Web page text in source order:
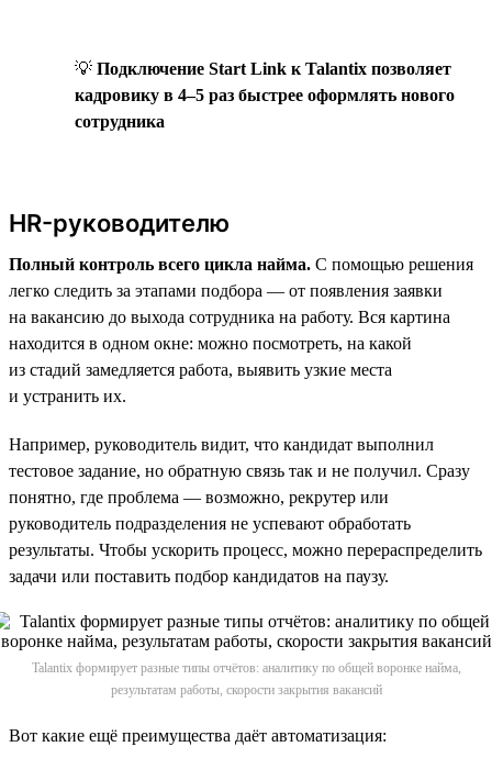
💡 Подключение Start Link к Talantix позволяет
кадровику в 4–5 раз быстрее оформлять нового
сотрудника
HR-руководителю
Полный контроль всего цикла найма. С помощью решения
легко следить за этапами подбора — от появления заявки
на вакансию до выхода сотрудника на работу. Вся картина
находится в одном окне: можно посмотреть, на какой
из стадий замедляется работа, выявить узкие места
и устранить их.
Например, руководитель видит, что кандидат выполнил
тестовое задание, но обратную связь так и не получил. Сразу
понятно, где проблема — возможно, рекрутер или
руководитель подразделения не успевают обработать
результаты. Чтобы ускорить процесс, можно перераспределить
задачи или поставить подбор кандидатов на паузу.
Talantix формирует разные типы отчётов: аналитику по общей воронке найма,
результатам работы, скорости закрытия вакансий
Вот какие ещё преимущества даёт автоматизация: